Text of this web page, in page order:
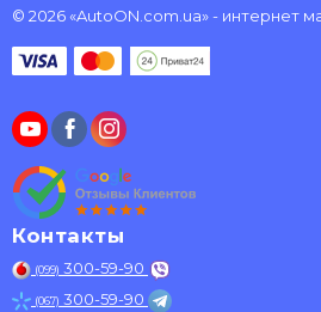
© 2026 «AutoON.com.ua» - интернет
Контакты
(099) 300-59-90
(067) 300-59-90